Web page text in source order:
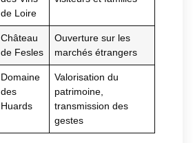
de Loire
Château
de Fesles
Ouverture sur les
marchés étrangers
Domaine
des
Huards
Valorisation du
patrimoine,
transmission des
gestes